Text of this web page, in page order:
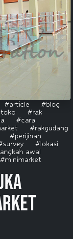
#article
#blog
#rak
#cara
#rakgudang
#perijinan
#lokasi
awal
#minimarket